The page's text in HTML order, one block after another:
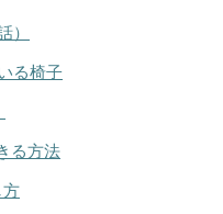
）
る椅子
る方法
方